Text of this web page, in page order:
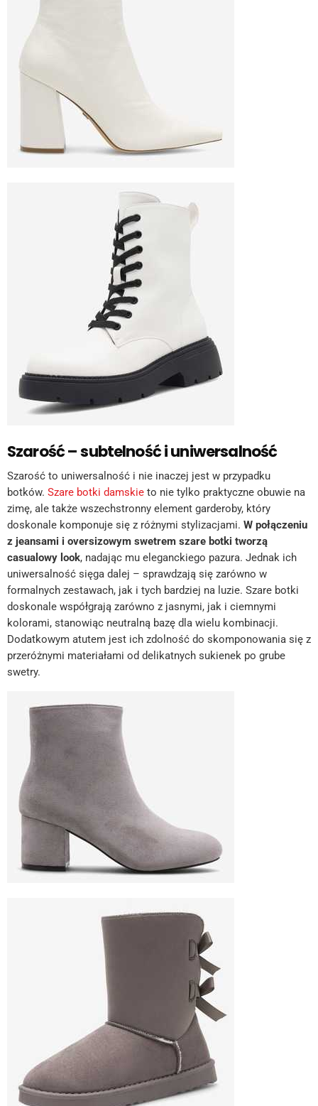
Szarość – subtelność i uniwersalność
Szarość to uniwersalność i nie inaczej jest w przypadku
botków. Szare botki damskie to nie tylko praktyczne obuwie na
zimę, ale także wszechstronny element garderoby, który
doskonale komponuje się z różnymi stylizacjami. W połączeniu
z jeansami i oversizowym swetrem szare botki tworzą
casualowy look, nadając mu eleganckiego pazura. Jednak ich
uniwersalność sięga dalej – sprawdzają się zarówno w
formalnych zestawach, jak i tych bardziej na luzie. Szare botki
doskonale współgrają zarówno z jasnymi, jak i ciemnymi
kolorami, stanowiąc neutralną bazę dla wielu kombinacji.
Dodatkowym atutem jest ich zdolność do skomponowania się z
przeróżnymi materiałami od delikatnych sukienek po grube
swetry.